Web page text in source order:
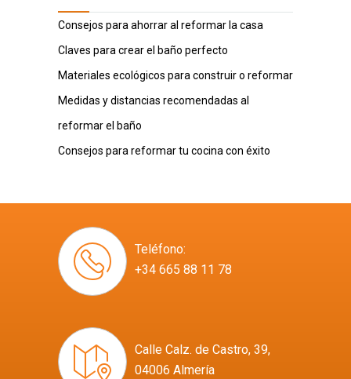
Consejos para ahorrar al reformar la casa
Claves para crear el baño perfecto
Materiales ecológicos para construir o reformar
Medidas y distancias recomendadas al
reformar el baño
Consejos para reformar tu cocina con éxito
Teléfono:
+34 665 88 11 78
Calle Calz. de Castro, 39,
04006 Almería